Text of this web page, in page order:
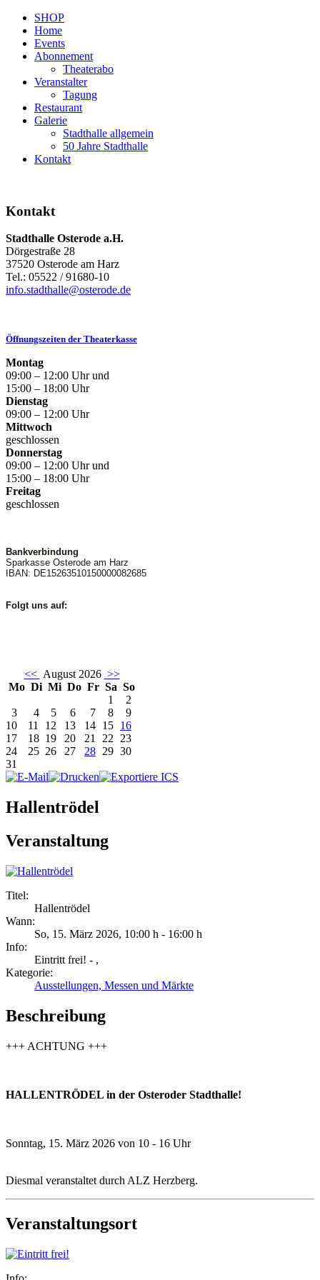
SHOP
Home
Events
Abonnement
Theaterabo
Veranstalter
Tagung
Restaurant
Galerie
Stadthalle allgemein
50 Jahre Stadthalle
Kontakt
Kontakt
Stadthalle Osterode a.H.
Dörgestraße 28
37520 Osterode am Harz
Tel.: 05522 / 91680-10
info.stadthalle@osterode.de
Öffnungszeiten der Theaterkasse
Montag
09:00 – 12:00 Uhr und
15:00 – 18:00 Uhr
Dienstag
09:00 – 12:00 Uhr
Mittwoch
geschlossen
Donnerstag
09:00 – 12:00 Uhr und
15:00 – 18:00 Uhr
Freitag
geschlossen
Bankverbindung
Sparkasse Osterode am Harz
IBAN: DE15263510150000082685
Folgt uns auf:
<< August 2026 >>
Mo Di Mi Do Fr Sa So
1
2
3
4 5 6 7 8
9
10
11 12 13 14 15 16
17
18 19 20 21 22 23
24
25 26 27 28 29 30
31
Hallentrödel
Veranstaltung
Titel:
Hallentrödel
Wann:
So, 15. März 2026, 10:00 h - 16:00 h
Info:
Eintritt frei! - ,
Kategorie:
Ausstellungen, Messen und Märkte
Beschreibung
+++ ACHTUNG +++
HALLENTRÖDEL in der Osteroder Stadthalle!
Sonntag, 15. März 2026 von 10 - 16 Uhr
Diesmal veranstaltet durch ALZ Herzberg.
Veranstaltungsort